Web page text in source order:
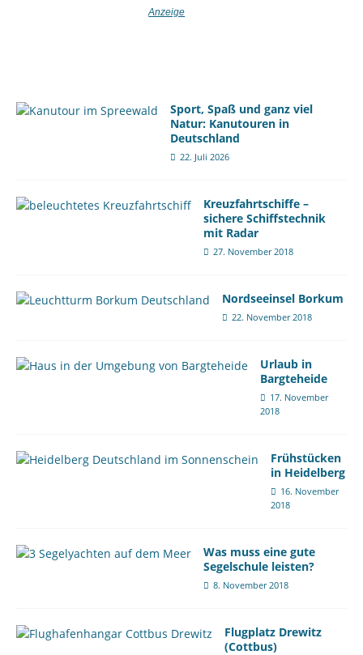
Sport, Spaß und ganz viel
Natur: Kanutouren in
Deutschland
22. Juli 2026
Kreuzfahrtschiffe –
sichere Schiffstechnik
mit Radar
27. November 2018
Nordseeinsel Borkum
22. November 2018
Urlaub in
Bargteheide
17. November
2018
Frühstücken
in Heidelberg
16. November
2018
Was muss eine gute
Segelschule leisten?
8. November 2018
Flugplatz Drewitz
(Cottbus)